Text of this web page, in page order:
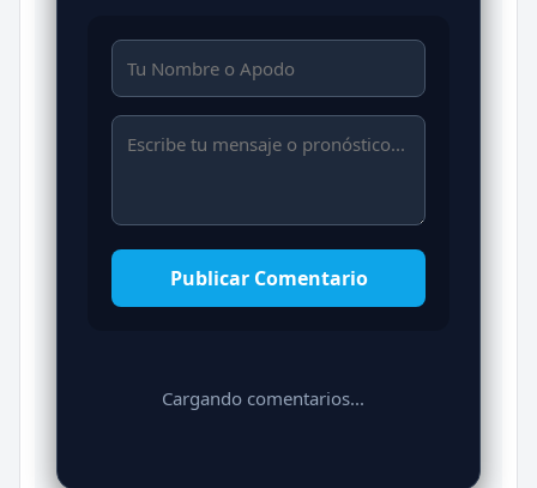
Publicar Comentario
Cargando comentarios...